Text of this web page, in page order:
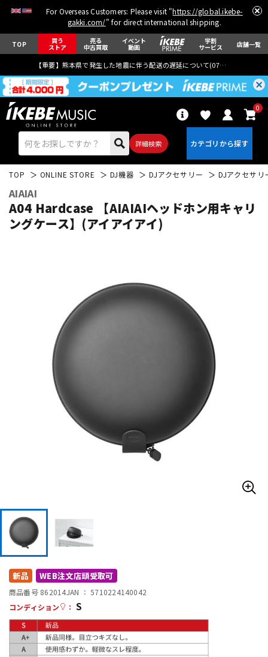
For Overseas Customers: Please visit "https://global.ikebe-
gakki.com/" for direct international shipping.
TOP 買う
ストア
売る
中古買取
イベント
動画
学割
サービス 店舗一覧
【重要】熊本県で発生した地震に伴う配送の遅延について(07月29日
詳細検索
0
ドラム パーカッション
キーボード
管楽器 その他楽器
DTM オンライン納品
配信/ライブ機器
中古 ヴィンテージ
TOP ONLINE STORE DJ機器 DJアクセサリー DJアクセサリ
AIAIAI
A04 Hardcase 【AIAIAIヘッドホン用キャリ
ングケース】(アイアイアイ)
新品 WEB注文店頭受取可
商品番号 862014JAN ：5710224140042
コンディション
： S